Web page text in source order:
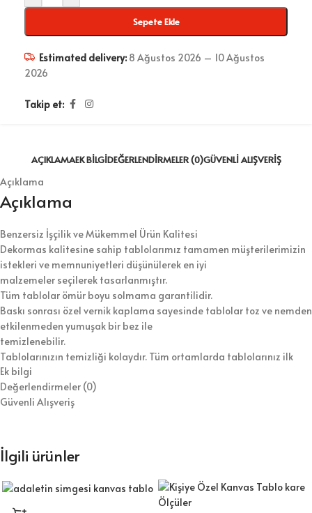
Sepete Ekle
Estimated delivery: 8 Ağustos 2026 – 10 Ağustos
2026
Takip et:
AÇIKLAMAEK BILGIDEĞERLENDIRMELER (0)GÜVENLI ALIŞVERIŞ
Açıklama
Açıklama
Benzersiz İşçilik ve Mükemmel Ürün Kalitesi
Dekormas kalitesine sahip tablolarımız tamamen müşterilerimizin
istekleri ve memnuniyetleri düşünülerek en iyi
malzemeler seçilerek tasarlanmıştır.
Tüm tablolar ömür boyu solmama garantilidir.
Baskı sonrası özel vernik kaplama sayesinde tablolar toz ve nemden
etkilenmeden yumuşak bir bez ile
temizlenebilir.
Tablolarınızın temizliği kolaydır. Tüm ortamlarda tablolarınız ilk
günkü özelliğini koruyarak
yıllarca kullanılabilir.
Şaselerimiz 3 cm kalınlığında özel olarak kurutulmuş ağaçtan
Ek bilgi
Değerlendirmeler (0)
Güvenli Alışveriş
İlgili ürünler